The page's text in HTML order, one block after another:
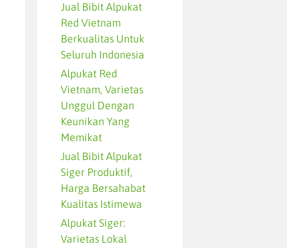
Jual Bibit Alpukat
Red Vietnam
Berkualitas Untuk
Seluruh Indonesia
Alpukat Red
Vietnam, Varietas
Unggul Dengan
Keunikan Yang
Memikat
Jual Bibit Alpukat
Siger Produktif,
Harga Bersahabat
Kualitas Istimewa
Alpukat Siger:
Varietas Lokal